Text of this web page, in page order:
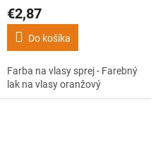
€2,87
Do košíka
Farba na vlasy sprej - Farebný
lak na vlasy oranžový